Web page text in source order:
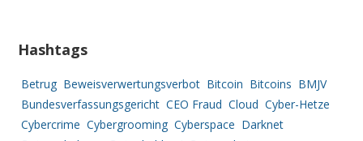
Hashtags
Betrug Beweisverwertungsverbot Bitcoin Bitcoins BMJV
Bundesverfassungsgericht CEO Fraud Cloud Cyber-Hetze
Cybercrime Cybergrooming Cyberspace Darknet